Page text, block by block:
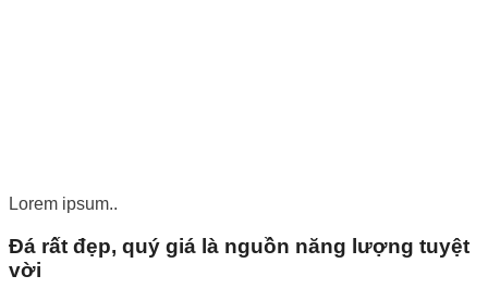
Lorem ipsum..
Đá rất đẹp, quý giá là nguồn năng lượng tuyệt
vời